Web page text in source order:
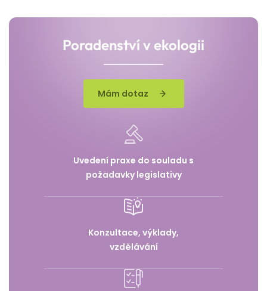
Poradenství v ekologii
Mám dotaz
Uvedení praxe do souladu s
požadavky legislativy
Konzultace, výklady,
vzdělávání